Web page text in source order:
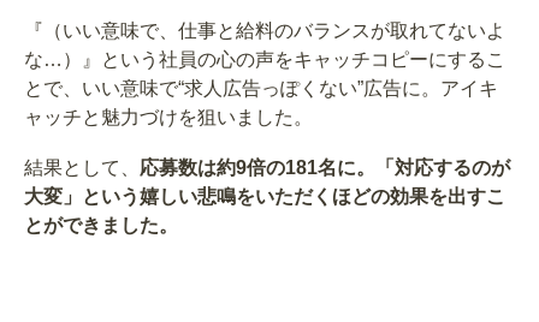
『（いい意味で、仕事と給料のバランスが取れてないよ
な…）』という社員の心の声をキャッチコピーにするこ
とで、いい意味で“求人広告っぽくない”広告に。アイキ
ャッチと魅力づけを狙いました。
結果として、 応募数は約9倍の181名に。「対応するのが
大変」という嬉しい悲鳴をいただくほどの効果を出すこ
とができました。